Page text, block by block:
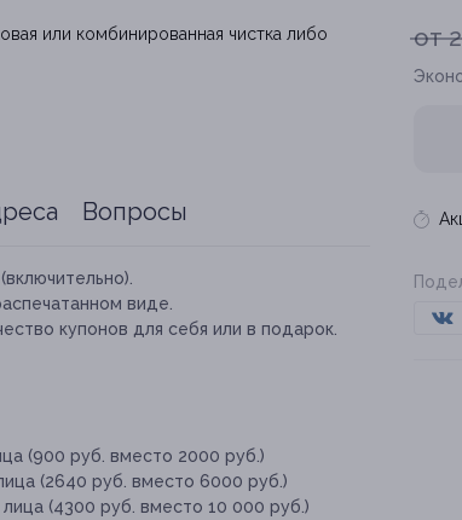
от
Вопросы
виде.
купонов для себя или в подарок.
(900 руб. вместо 2000 руб.)
(2640 руб. вместо 6000 руб.)
(4300 руб. вместо 10 000 руб.)